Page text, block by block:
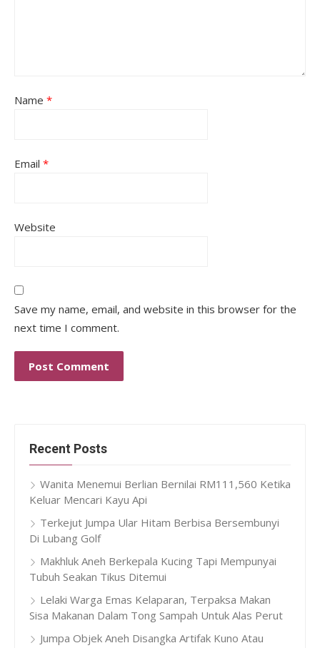
Name *
Email *
Website
Save my name, email, and website in this browser for the
next time I comment.
Recent Posts
Wanita Menemui Berlian Bernilai RM111,560 Ketika
Keluar Mencari Kayu Api
Terkejut Jumpa Ular Hitam Berbisa Bersembunyi
Di Lubang Golf
Makhluk Aneh Berkepala Kucing Tapi Mempunyai
Tubuh Seakan Tikus Ditemui
Lelaki Warga Emas Kelaparan, Terpaksa Makan
Sisa Makanan Dalam Tong Sampah Untuk Alas Perut
Jumpa Objek Aneh Disangka Artifak Kuno Atau